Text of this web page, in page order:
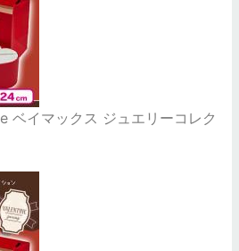
ベイマックス ジュエリーコレク